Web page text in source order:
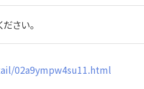
さい。
02a9ympw4su11.html